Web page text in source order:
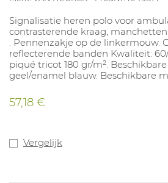
Signalisatie heren polo voor
contrasterende kraag,
. Pennenzakje op de linkermouw.
reflecterende banden Kwaliteit:
piqué tricot 180 gr/m².
geel/enamel blauw. Beschikbare
57,18 €
Vergelijk